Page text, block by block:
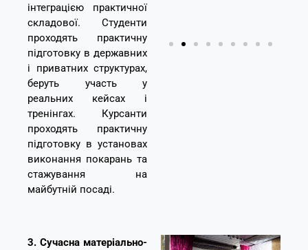
інтеграцією практичної
складової. Студенти
проходять практичну
підготовку в державних
і приватних структурах,
беруть участь у
реальних кейсах і
тренінгах. Курсанти
проходять практичну
підготовку в установах
виконання покарань та
стажування на
майбутній посаді.
3. Сучасна матеріально-